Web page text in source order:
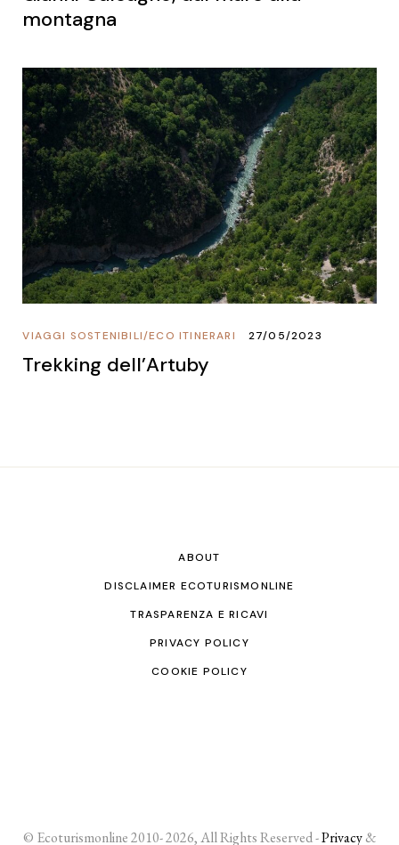
montagna
ECO ITINERARI
/
VIAGGI SOSTENIBILI 27/05/2023
Trekking dell’Artuby
ABOUT
DISCLAIMER ECOTURISMONLINE
TRASPARENZA E RICAVI
PRIVACY POLICY
COOKIE POLICY
© Ecoturismonline 2010- 2026, All Rights Reserved -Privacy&